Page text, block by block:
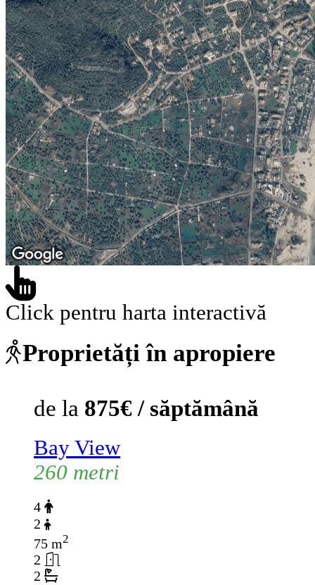
Click pentru harta interactivă
Proprietăți în apropiere
de la 875€ / săptămână
Bay View
260 metri
4
2
75 m2
2
2